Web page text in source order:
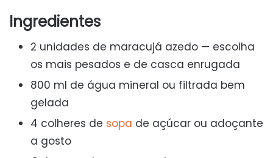
Ingredientes
2 unidades de maracujá azedo — escolha
os mais pesados e de casca enrugada
800 ml de água mineral ou filtrada bem
gelada
4 colheres de sopa de açúcar ou adoçante
a gosto